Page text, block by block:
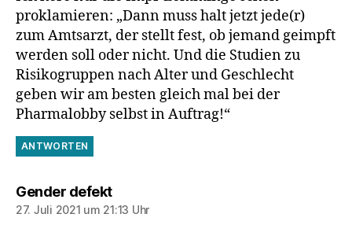
proklamieren: „Dann muss halt jetzt jede(r)
zum Amtsarzt, der stellt fest, ob jemand geimpft
werden soll oder nicht. Und die Studien zu
Risikogruppen nach Alter und Geschlecht
geben wir am besten gleich mal bei der
Pharmalobby selbst in Auftrag!“
ANTWORTEN
Gender defektsagt:
27. Juli 2021 um 21:13 Uhr